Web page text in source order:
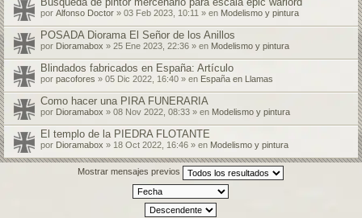
por Alfonso Doctor » 03 Feb 2023, 10:11 » en Modelismo y pintura
POSADA Diorama El Señor de los Anillos
por Dioramabox » 25 Ene 2023, 22:36 » en Modelismo y pintura
Blindados fabricados en España: Artículo
por pacofores » 05 Dic 2022, 16:40 » en España en Llamas
Como hacer una PIRA FUNERARIA
por Dioramabox » 08 Nov 2022, 08:33 » en Modelismo y pintura
El templo de la PIEDRA FLOTANTE
por Dioramabox » 18 Oct 2022, 16:46 » en Modelismo y pintura
Mostrar mensajes previos